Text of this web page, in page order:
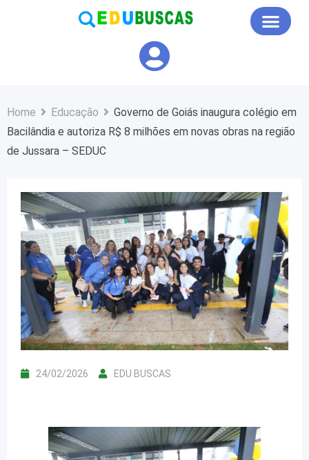
Home Educação
Governo de Goiás inaugura colégio em
Bacilândia e autoriza R$ 8 milhões em novas obras na região
de Jussara – SEDUC
24/02/2026 EDU BUSCAS